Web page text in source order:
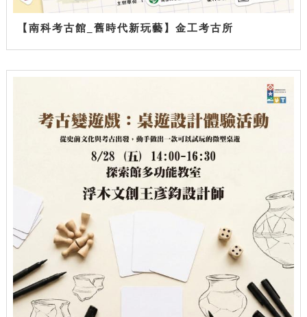
【南科考古館_舊時代新玩藝】金工考古所